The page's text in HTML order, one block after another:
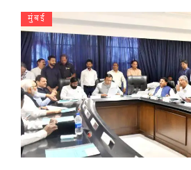
मुंबई